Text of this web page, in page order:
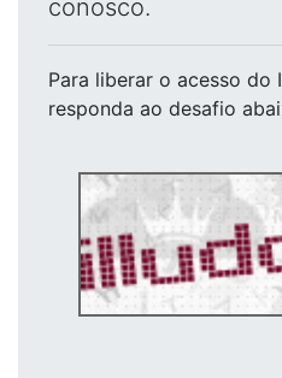
conosco.
Para liberar o acesso do
responda ao desafio